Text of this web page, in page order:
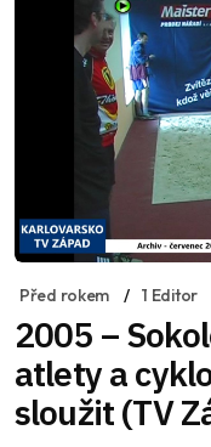
Před rokem 1 Editor
2005 –
atlety a
sloužit (TV